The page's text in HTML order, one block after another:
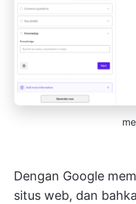
Dengan Google
situs web, dan